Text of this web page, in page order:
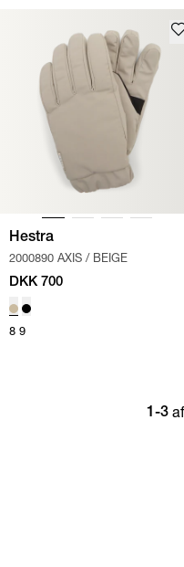
Hestra
2000890 AXIS / BEIGE
DKK 700
8 9
1-3